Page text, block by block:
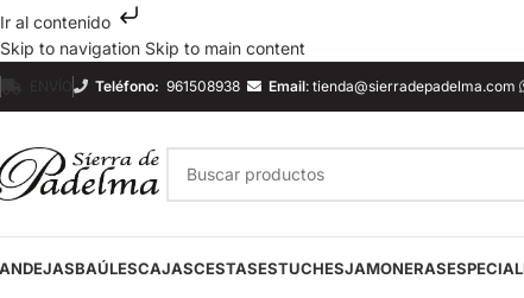
Ir al contenido
Skip to navigation Skip to main content
Teléfono: 961508938 Email: tienda@sierradepadelma.com
BAÚLESCAJASCESTASESTUCHESJAMONERAS